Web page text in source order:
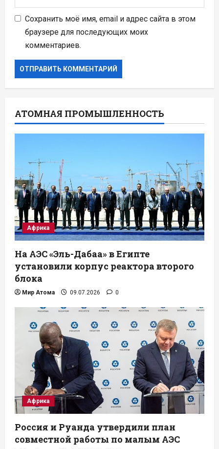
Сохранить моё имя, email и адрес сайта в этом
браузере для последующих моих
комментариев.
АТОМНАЯ ПРОМЫШЛЕННОСТЬ
Африка
На АЭС «Эль-Дабаа» в Египте
установили корпус реактора второго
блока
Мир Атома 09.07.2026 0
Африка
Россия и Руанда утвердили план
совместной работы по малым АЭС